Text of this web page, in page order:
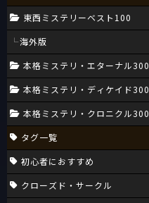
東西ミステリーベスト100
海外版
本格ミステリ・エターナル300
本格ミステリ・ディケイド300
本格ミステリ・クロニクル300
タグ一覧
初心者におすすめ
クローズド・サークル